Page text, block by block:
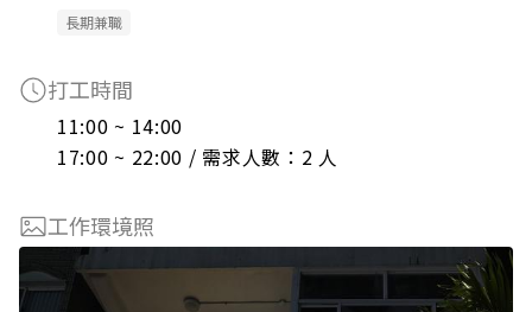
長期兼職
打工時間
11:00 ~ 14:00
17:00 ~ 22:00 / 需求人數：2 人
工作環境照